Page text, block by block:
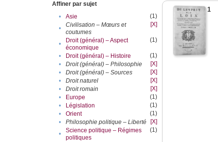
Affiner par sujet
•
Asie
(1)
•
Civilisation – Mœurs et
coutumes
[X]
•
Droit (général) – Aspect
économique
(1)
• Droit (général) – Histoire
(1)
•
Droit (général) – Philosophie
[X]
•
Droit (général) – Sources
[X]
•
Droit naturel
[X]
•
Droit romain
[X]
•
Europe
(1)
•
Législation
(1)
•
Orient
(1)
•
Philosophie politique – Liberté
[X]
•
Science politique – Régimes
politiques
(1)
1